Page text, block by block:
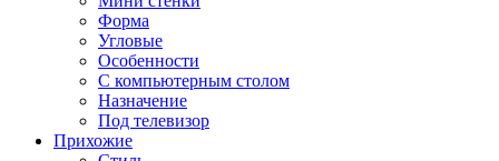
Форма
Угловые
Особенности
С компьютерным столом
Назначение
Под телевизор
Прихожие